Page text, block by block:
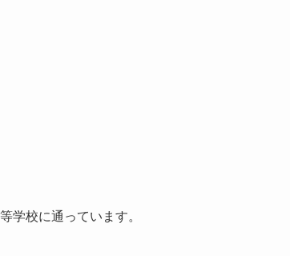
学校に通っています。